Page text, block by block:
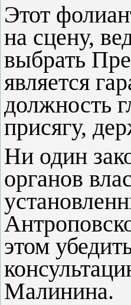
Этот
на сцену,
выбрать
является
должность
присягу,
Ни один
органов
этом
Малинина.